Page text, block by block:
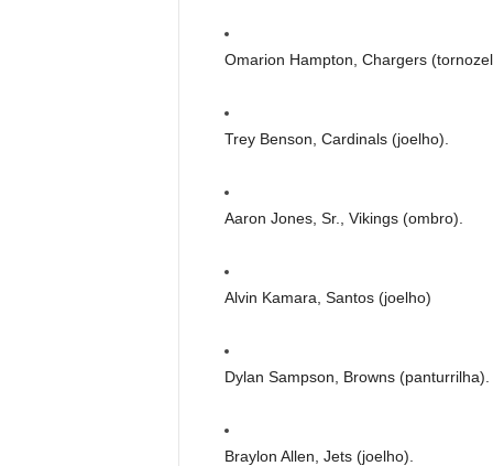
Omarion Hampton, Chargers
Trey Benson, Cardinals (joelho).
Aaron Jones, Sr., Vikings (ombro).
Alvin Kamara, Santos (joelho)
Dylan Sampson, Browns (panturrilha).
Braylon Allen, Jets (joelho).